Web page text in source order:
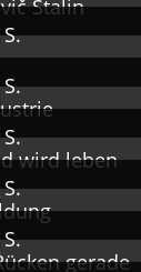
Stalin
wird leben
gerade